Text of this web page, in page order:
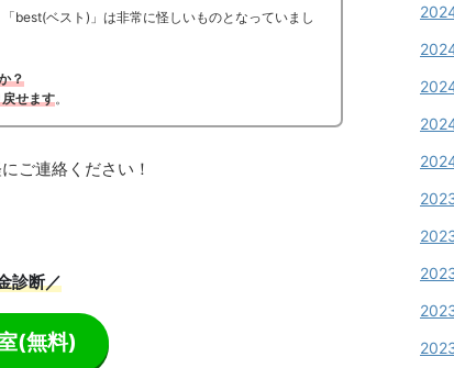
best(ベスト)」は非常に怪しいものとなっていまし
？
せます。
ご連絡ください！
診断／
(無料)